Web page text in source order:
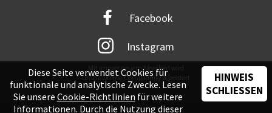
Facebook
Instagram
Mit immer neuem Newsfeed wird
unsere Online-Community begeistert
Diese Seite verwendet Cookies für
funktionale und analytische Zwecke. Lesen
Sie unsere Cookie-Richtlinien für weitere
Informationen. Durch die Nutzung dieser
HINWEIS
SCHLIESSEN